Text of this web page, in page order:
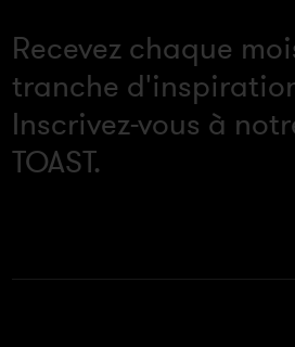
Recevez chaque
tranche
Inscrivez-vous à
TOAST.